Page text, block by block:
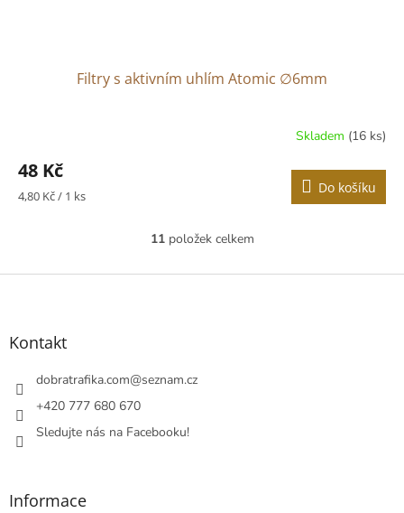
Filtry s aktivním uhlím Atomic ∅6mm
Skladem (16 ks)
48 Kč
Měrná
4,80 Kč / 1 ks Do košíku
O
l
11položek celkem
Z
Kontakt
dobratrafika.com@seznam.cz
+420 777 680 670
Sledujte nás na Facebooku!
Informace